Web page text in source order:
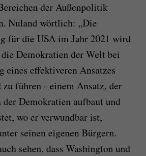
der Außenpolitik
Nuland wörtlich: „Die
für die USA im Jahr 2021 wird
Demokratien der Welt bei
eines effektiveren Ansatzes
zu führen - einem Ansatz, der
der Demokratien aufbaut und
wo er verwundbar ist,
seinen eigenen Bürgern.
sehen, dass Washington und